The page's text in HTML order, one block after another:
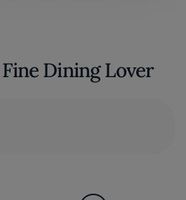
Dining Lover